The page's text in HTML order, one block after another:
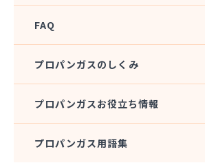
広島ガス西中国株式会社 大竹営業
広島ガス中央株式会社竹 原支店
広島ガス東中国株式会社 府中支店
広島ガス湯来販売株式会社
広島ガス北部販売株式会社 北部保
安佐エリア営業所
広島ガス北部販売株式会社 本社祇
FAQ
プロパンガスのしくみ
プロパンガスお役立ち情報
プロパンガス用語集